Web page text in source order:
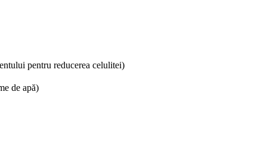
pentru reducerea celulitei)
de apă)